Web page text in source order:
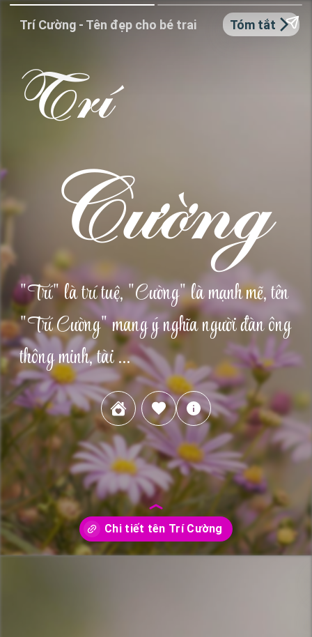
Trí Cường - Tên đẹp cho bé trai Tóm tắt
Trí
Cường
"Trí" là trí tuệ, "Cường" là mạnh mẽ, tên
"Trí Cường" mang ý nghĩa người đàn ông
thông minh, tài ...